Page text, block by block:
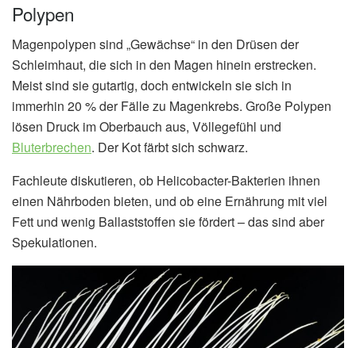
Polypen
Magenpolypen sind „Gewächse“ in den Drüsen der
Schleimhaut, die sich in den Magen hinein erstrecken.
Meist sind sie gutartig, doch entwickeln sie sich in
immerhin 20 % der Fälle zu Magenkrebs. Große Polypen
lösen Druck im Oberbauch aus, Völlegefühl und
Bluterbrechen. Der Kot färbt sich schwarz.
Fachleute diskutieren, ob Helicobacter-Bakterien ihnen
einen Nährboden bieten, und ob eine Ernährung mit viel
Fett und wenig Ballaststoffen sie fördert – das sind aber
Spekulationen.